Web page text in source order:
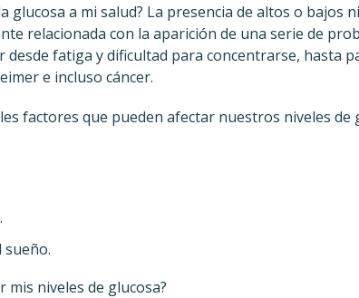
glucosa a mi salud? La presencia de altos o bajos
relacionada con la aparición de una serie de
desde fatiga y dificultad para concentrarse, hasta
e incluso cáncer.
factores que pueden afectar nuestros niveles de
mis niveles de glucosa?